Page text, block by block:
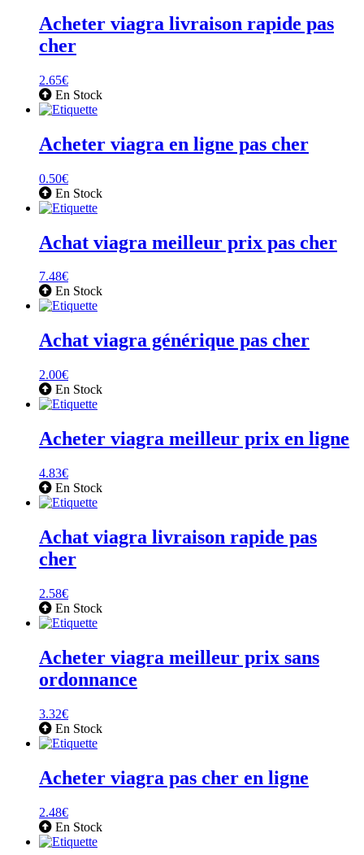
Acheter viagra livraison rapide pas
cher
2.65€
En Stock
Acheter viagra en ligne pas cher
0.50€
En Stock
Achat viagra meilleur prix pas cher
7.48€
En Stock
Achat viagra générique pas cher
2.00€
En Stock
Acheter viagra meilleur prix en ligne
4.83€
En Stock
Achat viagra livraison rapide pas
cher
2.58€
En Stock
Acheter viagra meilleur prix sans
ordonnance
3.32€
En Stock
Acheter viagra pas cher en ligne
2.48€
En Stock